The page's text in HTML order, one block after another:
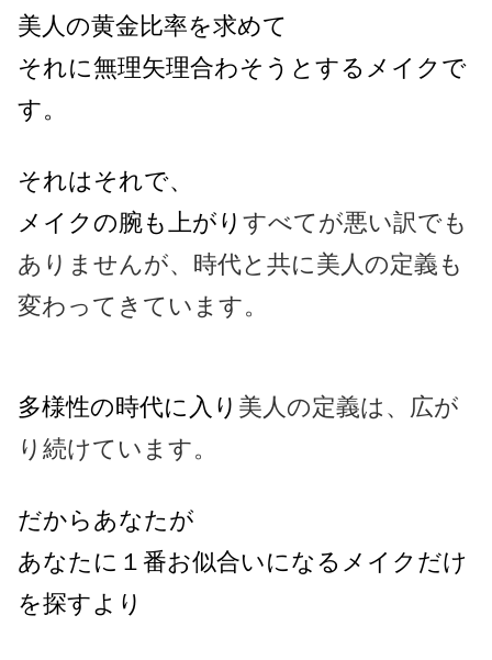
美人の黄金比率を求めて
それに無理矢理合わそうとするメイクで
す。
それはそれで、
メイクの腕も上がり すべてが悪い訳でも
ありませんが、 時代と共に美人の定義も
変わってきています。
多様性の時代に入り 美人の定義は、広が
り続けています。
だから あなたが
あなたに１番お似合いになるメイクだけ
を探すより